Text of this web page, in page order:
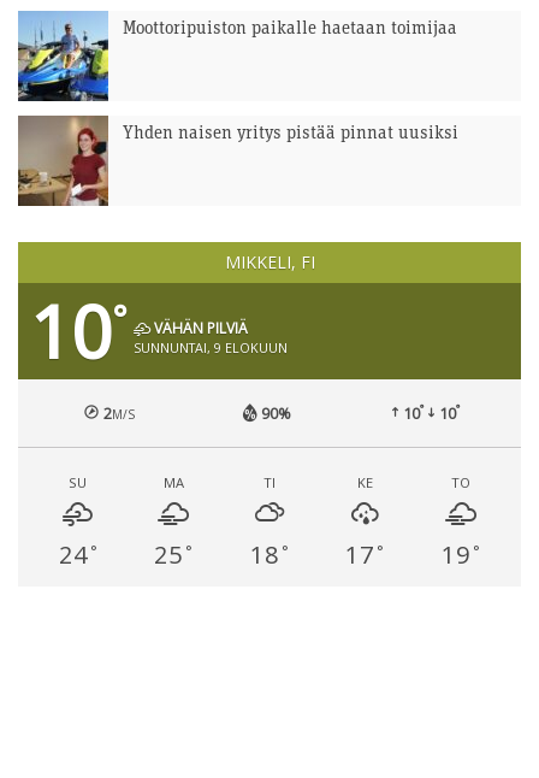
Moottoripuiston paikalle haetaan toimijaa
Yhden naisen yritys pistää pinnat uusiksi
MIKKELI, FI
10° VÄHÄN PILVIÄ
SUNNUNTAI, 9 ELOKUUN
2M/S 90% 10° 10°
SU
24°
MA
25 °
TI
18 °
KE
17 °
TO
19 °